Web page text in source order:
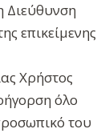
Διεύθυνση
επικείμενης
Χρήστος
όλο
του